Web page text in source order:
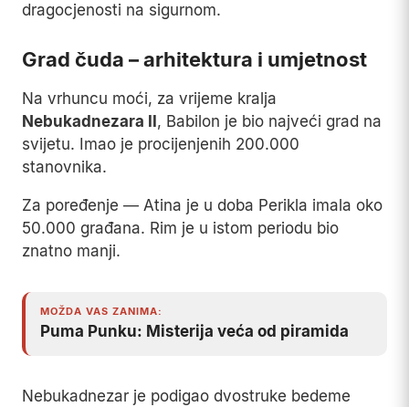
dragocjenosti na sigurnom.
Grad čuda – arhitektura i umjetnost
Na vrhuncu moći, za vrijeme kralja
Nebukadnezara II , Babilon je bio najveći grad na
svijetu. Imao je procijenjenih 200.000
stanovnika.
Za poređenje — Atina je u doba Perikla imala oko
50.000 građana. Rim je u istom periodu bio
znatno manji.
MOŽDA VAS ZANIMA:
Puma Punku: Misterija veća od piramida
Nebukadnezar je podigao dvostruke bedeme